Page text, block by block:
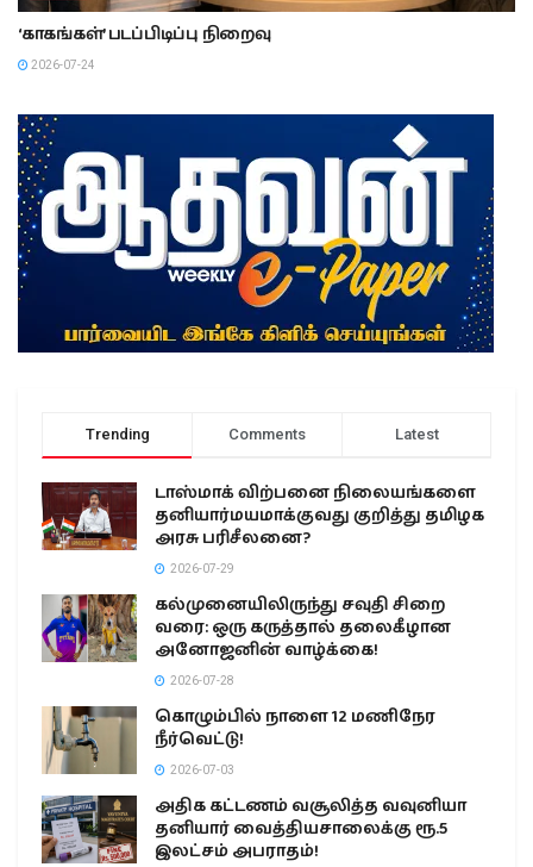
‘காகங்கள்’ படப்பிடிப்பு நிறைவு
2026-07-24
Trending Comments Latest
டாஸ்மாக் விற்பனை நிலையங்களை
தனியார்மயமாக்குவது குறித்து தமிழக
அரசு பரிசீலனை?
2026-07-29
கல்முனையிலிருந்து சவுதி சிறை
வரை: ஒரு கருத்தால் தலைகீழான
அனோஜனின் வாழ்க்கை!
2026-07-28
கொழும்பில் நாளை 12 மணிநேர
நீர்வெட்டு!
2026-07-03
அதிக கட்டணம் வசூலித்த வவுனியா
தனியார் வைத்தியசாலைக்கு ரூ.5
இலட்சம் அபராதம்!